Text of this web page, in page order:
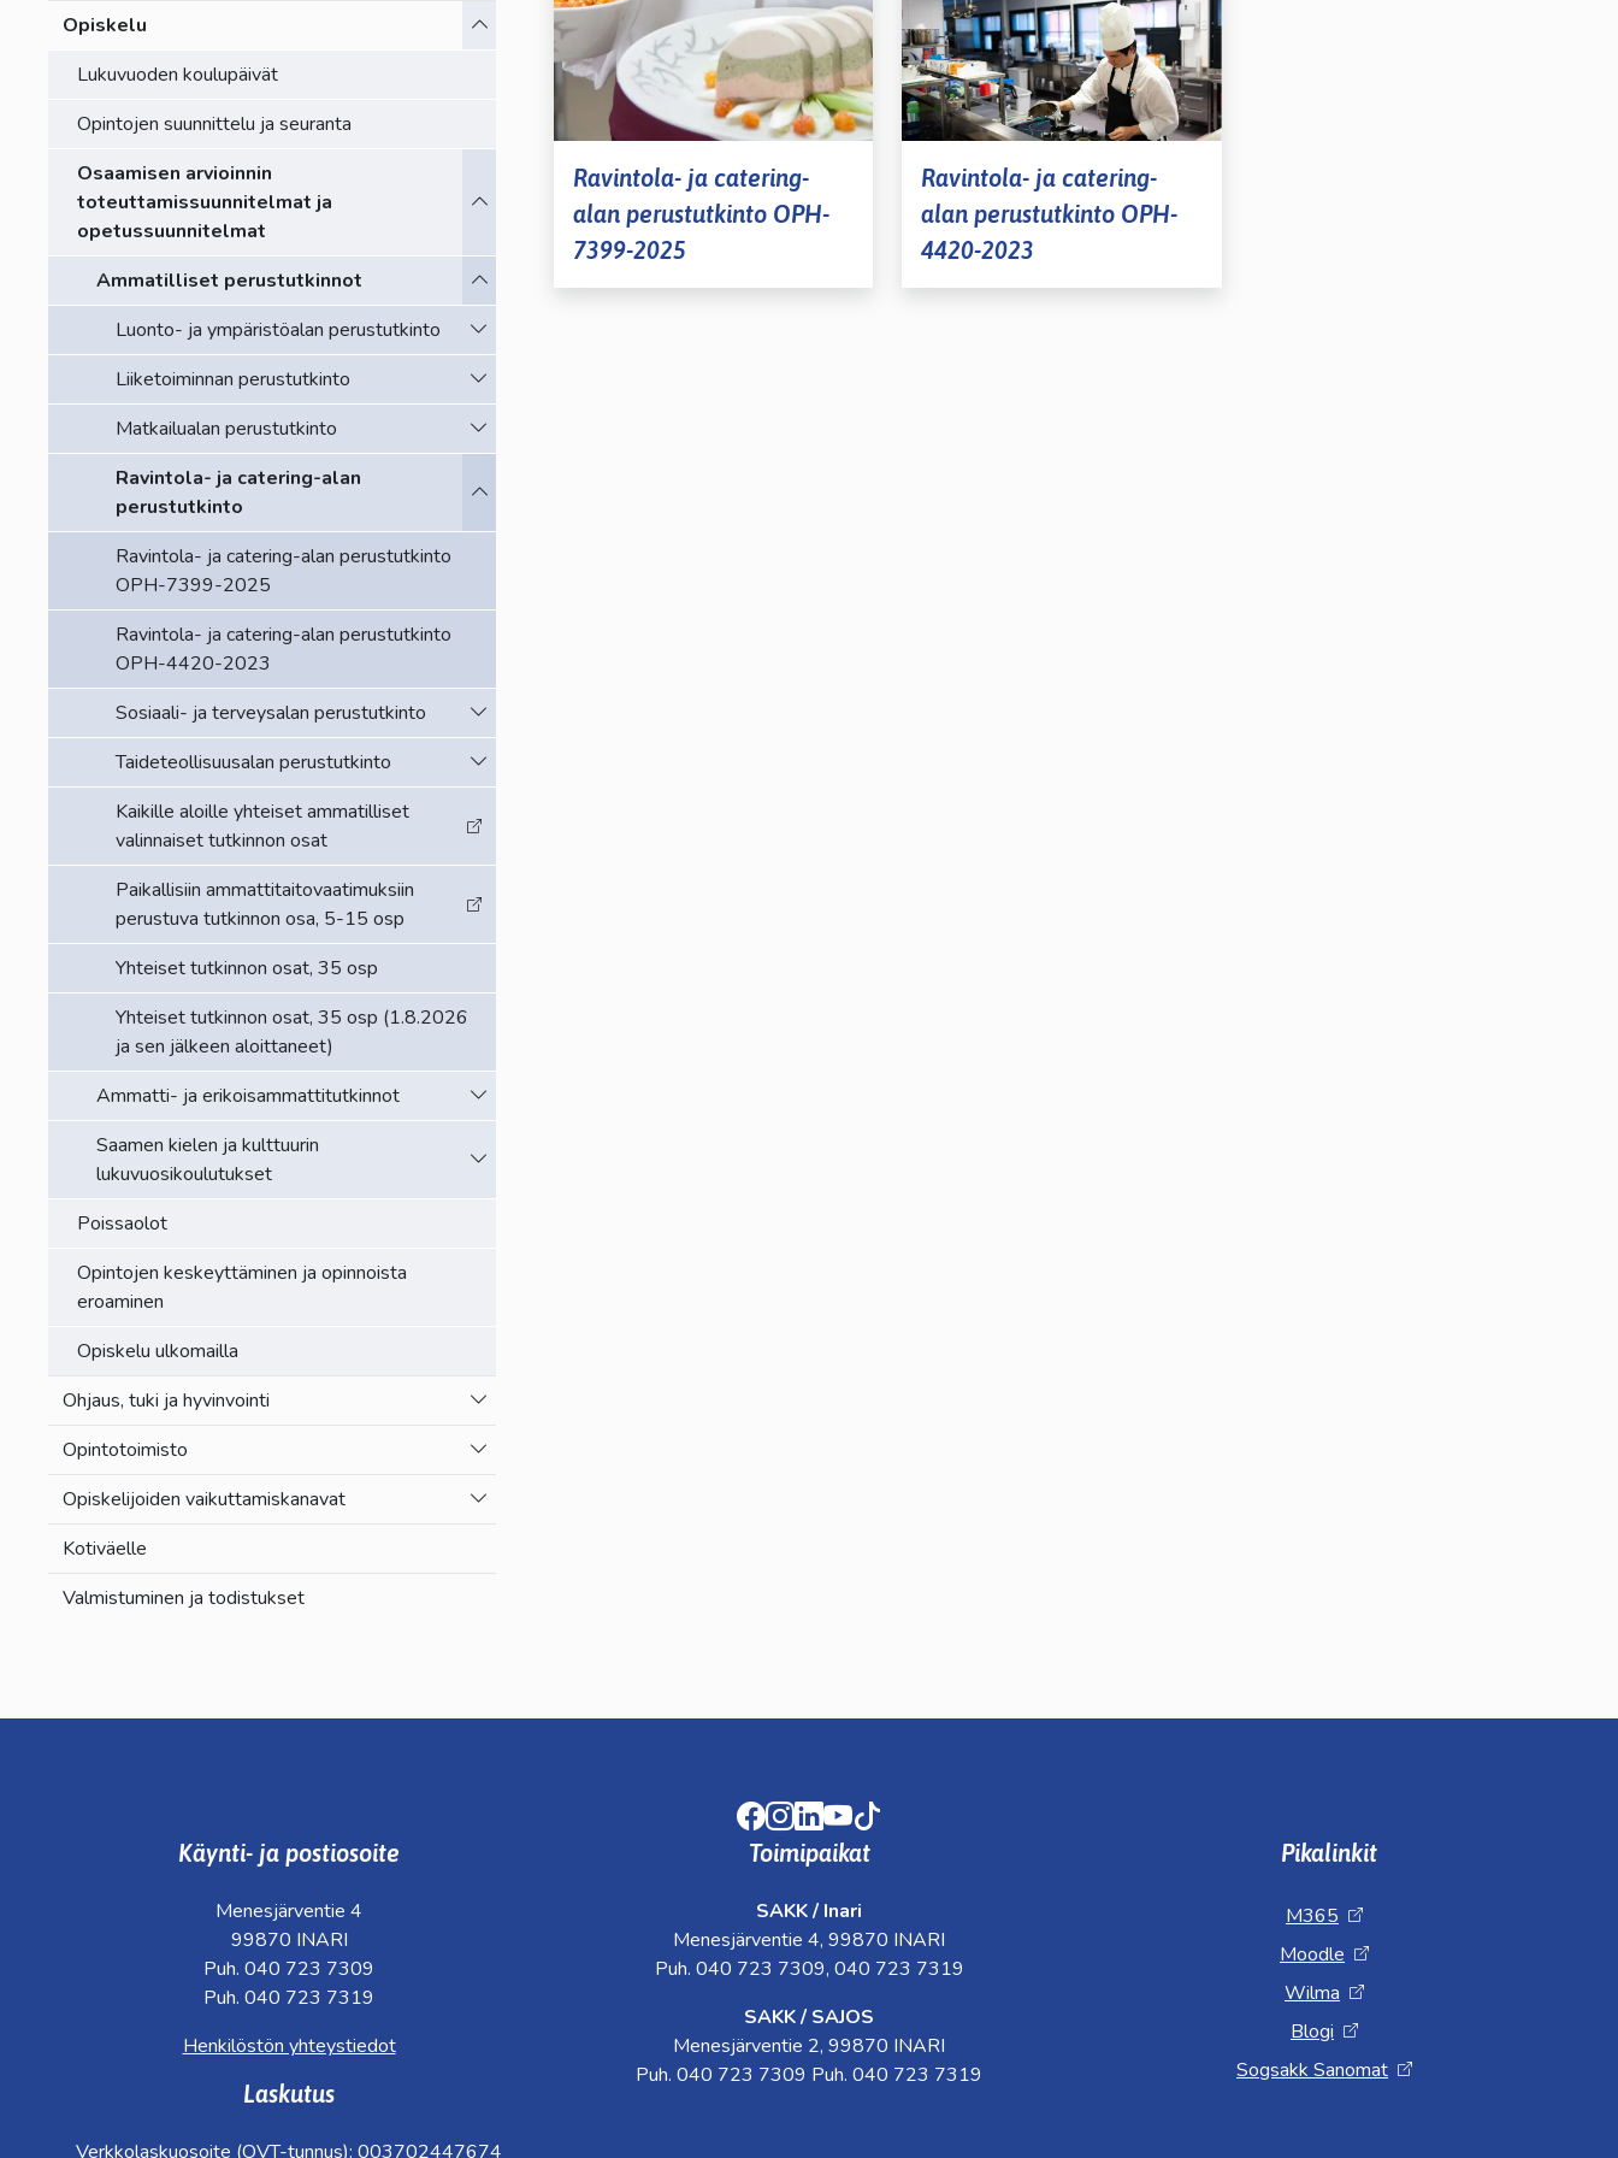
Opiskelu
Vaihda alasvetovalikkoa
Lukuvuoden koulupäivät
Opintojen suunnittelu ja seuranta
Osaamisen arvioinnin
toteuttamissuunnitelmat ja
opetussuunnitelmat
Vaihda alasvetovalikkoa
Ammatilliset perustutkinnot
Vaihda alasvetovalikkoa
Luonto- ja ympäristöalan perustutkinto
Vaihda alasvetovalikkoa
Liiketoiminnan perustutkinto
Vaihda alasvetovalikkoa
Matkailualan perustutkinto
Vaihda alasvetovalikkoa
Ravintola- ja catering-alan
perustutkinto
Vaihda alasvetovalikkoa
Ravintola- ja catering-alan perustutkinto
OPH-7399-2025
Ravintola- ja catering-alan perustutkinto
OPH-4420-2023
Sosiaali- ja terveysalan perustutkinto
Vaihda alasvetovalikkoa
Taideteollisuusalan perustutkinto
Vaihda alasvetovalikkoa
Kaikille aloille yhteiset ammatilliset
valinnaiset tutkinnon osat
Paikallisiin ammattitaitovaatimuksiin
perustuva tutkinnon osa, 5-15 osp
Yhteiset tutkinnon osat, 35 osp
Yhteiset tutkinnon osat, 35 osp (1.8.2026
ja sen jälkeen aloittaneet)
Ammatti- ja erikoisammattitutkinnot
Vaihda alasvetovalikkoa
Saamen kielen ja kulttuurin
lukuvuosikoulutukset
Vaihda alasvetovalikkoa
Poissaolot
Opintojen keskeyttäminen ja opinnoista
eroaminen
Opiskelu ulkomailla
Ohjaus, tuki ja hyvinvointi
Vaihda alasvetovalikkoa
Opintotoimisto
Vaihda alasvetovalikkoa
Opiskelijoiden vaikuttamiskanavat
Vaihda alasvetovalikkoa
Kotiväelle
Valmistuminen ja todistukset
Ravintola- ja catering-
alan perustutkinto OPH-
7399-2025
Ravintola- ja catering-
alan perustutkinto OPH-
4420-2023
Facebook
Instagram
LinkedIn
Youtube
Käynti- ja postiosoite
Menesjärventie 4
99870 INARI
Puh. 040 723 7309
Puh. 040 723 7319
Henkilöstön yhteystiedot
Laskutus
Verkkolaskuosoite (OVT-tunnus): 003702447674
Toimipaikat
SAKK / Inari
Menesjärventie 4, 99870 INARI
Puh. 040 723 7309, 040 723 7319
SAKK / SAJOS
Menesjärventie 2, 99870 INARI
Puh. 040 723 7309 Puh. 040 723 7319
Pikalinkit
M365
Moodle
Wilma
Blogi
Sogsakk Sanomat